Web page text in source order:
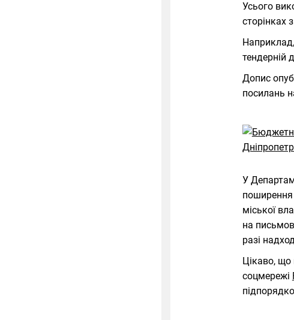
Усього
сторінках
тендерній
Допис
посилань
У
поширення
міської
на
разі
Цікаво,
соцмережі